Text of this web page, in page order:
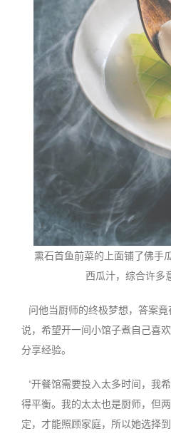
熏石首鱼前菜的上面铺了佛手
西瓜汁，综合许多
问他当厨师的终极梦想，答案
说，希望开一间小馆子煮自己喜
分享经验。
“开餐馆需要投入太多时间，我
得平衡。我的太太也是厨师，但
定，才能照顾家庭，所以她选择